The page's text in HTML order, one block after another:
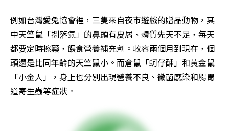
例如台灣愛兔協會裡，三隻來自夜市遊戲的贈品動物，其
中天竺鼠「捌落氣」的鼻頭有皮屑、體質先天不足，每天
都要定時擦藥，餵食營養補充劑。收容兩個月到現在，個
頭還是比同年齡的天竺鼠小。而倉鼠「蚵仔酥」和黃金鼠
「小金人」，身上也分別出現營養不良、黴菌感染和腸胃
道寄生蟲等症狀。